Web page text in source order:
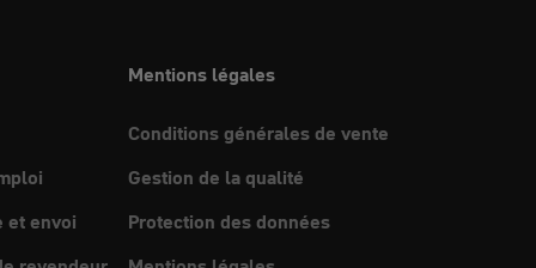
et envoi
Mentions légales
Conditions générales de vente
Gestion de la qualité
Protection des données